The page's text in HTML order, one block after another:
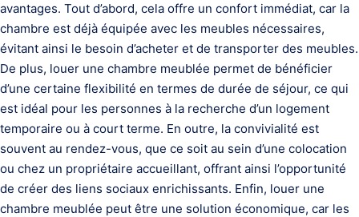
avantages. Tout d’abord, cela offre un confort immédiat, car la
chambre est déjà équipée avec les meubles nécessaires,
évitant ainsi le besoin d’acheter et de transporter des meubles.
De plus, louer une chambre meublée permet de bénéficier
d’une certaine flexibilité en termes de durée de séjour, ce qui
est idéal pour les personnes à la recherche d’un logement
temporaire ou à court terme. En outre, la convivialité est
souvent au rendez-vous, que ce soit au sein d’une colocation
ou chez un propriétaire accueillant, offrant ainsi l’opportunité
de créer des liens sociaux enrichissants. Enfin, louer une
chambre meublée peut être une solution économique, car les